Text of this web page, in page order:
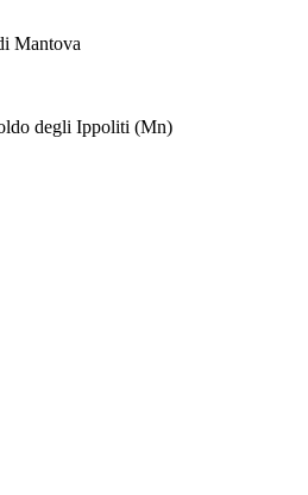
Mantova
degli Ippoliti (Mn)